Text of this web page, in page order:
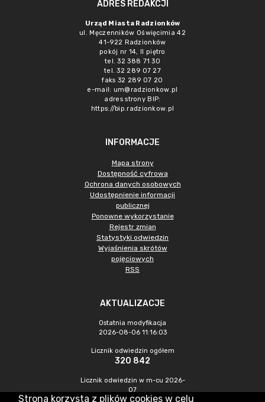
ADRES REDAKCJI
Urząd Miasta Radzionków
ul. Męczenników Oświęcimia 42
41-922 Radzionków
pokój nr 14, II piętro
tel. 32 388 71 30
tel. 32 289 07 27
faks 32 289 07 20
e-mail: um@radzionkow.pl
adres strony BIP:
https://bip.radzionkow.pl
INFORMACJE
Mapa strony
Dostępność cyfrowa
Ochrona danych osobowych
Udostępnienie informacji
publicznej
Ponowne wykorzystanie
Rejestr zmian
Statystyki odwiedzin
Wyjaśnienia skrótów
pojęciowych
RSS
AKTUALIZACJE
Ostatnia modyfikacja
2026-08-06 11:16:03
Licznik odwiedzin ogółem
320 842
Licznik odwiedzin w m-cu 2026-
07
901
Strona korzysta z plików cookies w celu